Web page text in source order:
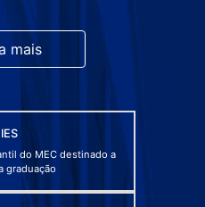
mais
do MEC destinado a
graduação